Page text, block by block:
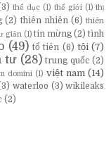
thể dục (1) thế giới (1) thị
(2) thiên nhiên (6) thiên
giản (1) tin mừng (2) tình
(49) tổ tiên (6) tội (7)
tư (28) trung quốc (2)
domini (1) việt nam (14)
waterloo (3) wikileaks
(2)